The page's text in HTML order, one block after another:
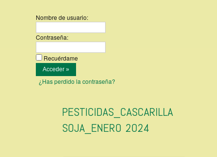
Nombre de usuario:
Contraseña:
Recuérdame
¿Has perdido la contraseña?
PESTICIDAS_CASCARILLA
SOJA_ENERO 2024